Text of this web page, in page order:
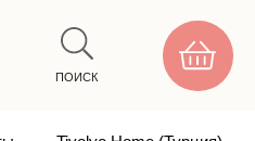
ПОИСК